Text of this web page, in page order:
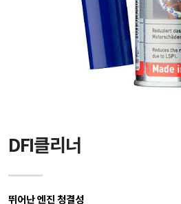
DFI클리너
뛰어난 엔진 청결성